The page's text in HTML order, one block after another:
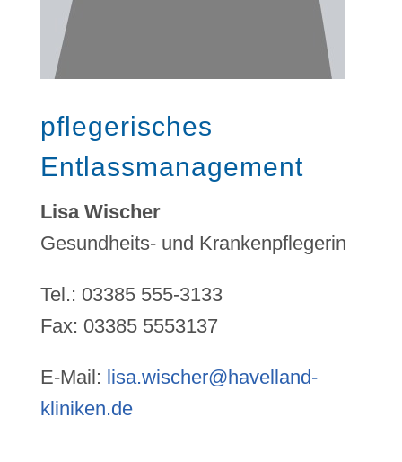
pflegerisches
Entlassmanagement
Lisa Wischer
Gesundheits- und Krankenpflegerin
Tel.: 03385 555-3133
Fax: 03385 5553137
E-Mail: lisa.wischer@havelland-
kliniken.de